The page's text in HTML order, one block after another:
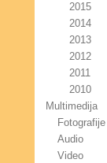
2015
2014
2013
2012
2011
2010
Multimedija
Fotografije
Audio
Video